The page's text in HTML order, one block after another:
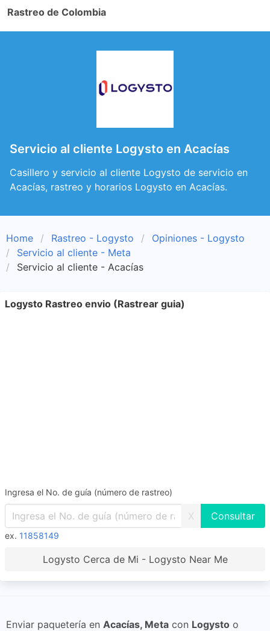
Rastreo de Colombia
Servicio al cliente Logysto en Acacías
Casillero y servicio al cliente Logysto de servicio en
Acacías, rastreo y horarios Logysto en Acacías.
Home Rastreo - Logysto
Opiniones - Logysto
Servicio al cliente - Meta
Servicio al cliente - Acacías
Logysto Rastreo envio (Rastrear guia)
Ingresa el No. de guía (número de rastreo)
X
ex. 11858149
Logysto Cerca de Mi - Logysto Near Me
Enviar paquetería en Acacías, Meta con Logysto o